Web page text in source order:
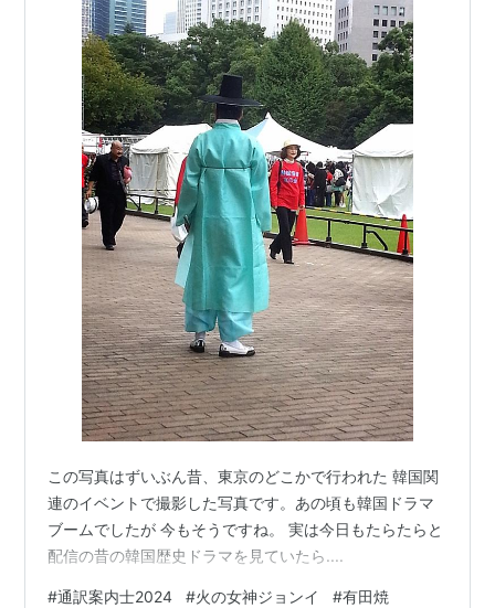
この写真はずいぶん昔、東京のどこかで行われた 韓国関
連のイベントで撮影した写真です。あの頃も韓国ドラマ
ブームでしたが 今もそうですね。 実は今日もたらたらと
配信の昔の韓国歴史ドラマを見ていたら....
#通訳案内士2024 #火の女神ジョンイ #有田焼